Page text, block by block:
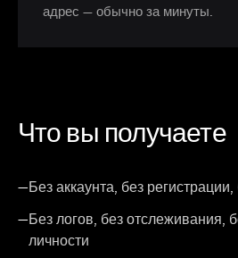
адрес — обычно за минуты.
Что вы получаете
—Без аккаунта, без
—Без логов, без отслеживания,
личности